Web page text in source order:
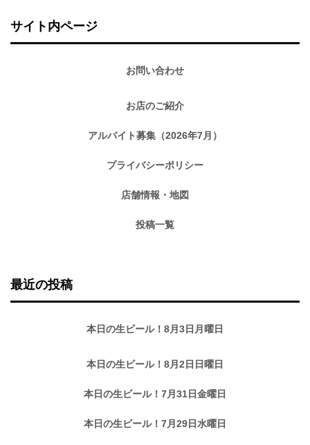
サイト内ページ
お問い合わせ
お店のご紹介
アルバイト募集（2026年7月）
プライバシーポリシー
店舗情報・地図
投稿一覧
最近の投稿
本日の生ビール！8月3日月曜日
本日の生ビール！8月2日日曜日
本日の生ビール！7月31日金曜日
本日の生ビール！7月29日水曜日